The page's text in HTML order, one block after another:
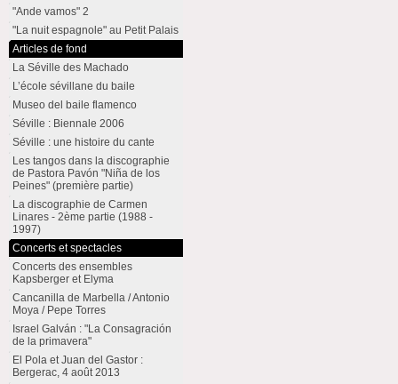
"Ande vamos" 2
"La nuit espagnole" au Petit Palais
Articles de fond
La Séville des Machado
L’école sévillane du baile
Museo del baile flamenco
Séville : Biennale 2006
Séville : une histoire du cante
Les tangos dans la discographie
de Pastora Pavón "Niña de los
Peines" (première partie)
La discographie de Carmen
Linares - 2ème partie (1988 -
1997)
Concerts et spectacles
Concerts des ensembles
Kapsberger et Elyma
Cancanilla de Marbella / Antonio
Moya / Pepe Torres
Israel Galván : "La Consagración
de la primavera"
El Pola et Juan del Gastor :
Bergerac, 4 août 2013